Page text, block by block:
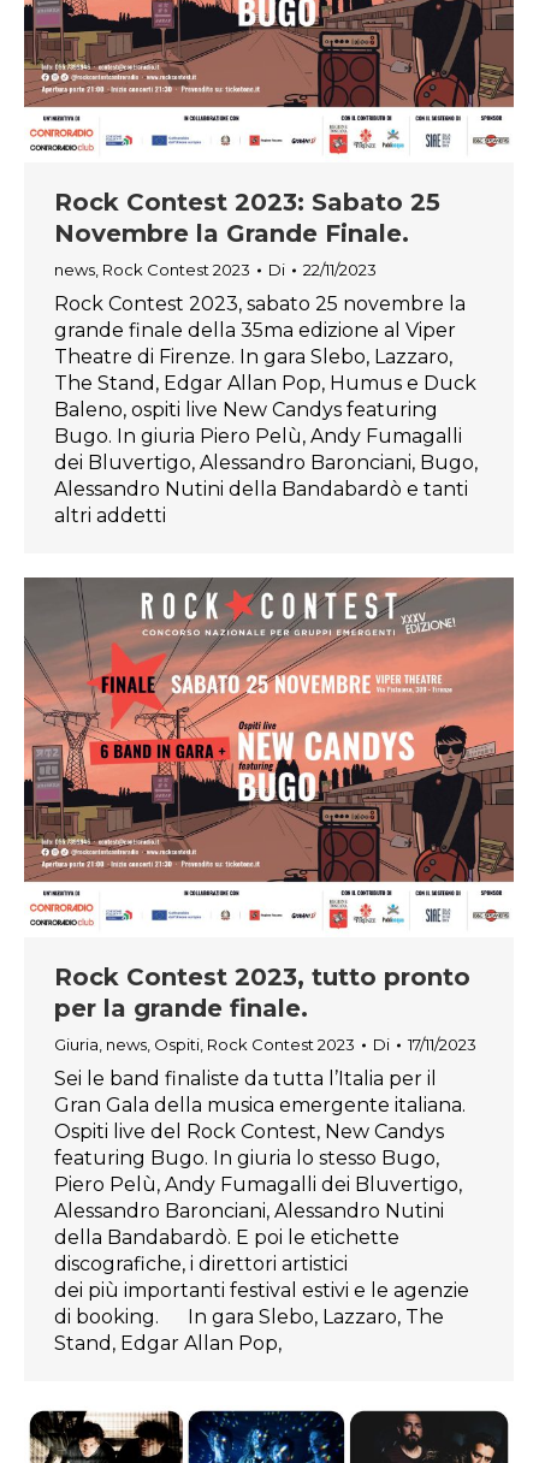
Rock Contest 2023: Sabato 25
Novembre la Grande Finale.
news, Rock Contest 2023 Di 22/11/2023
Rock Contest 2023, sabato 25 novembre la
grande finale della 35ma edizione al Viper
Theatre di Firenze. In gara Slebo, Lazzaro,
The Stand, Edgar Allan Pop, Humus e Duck
Baleno, ospiti live New Candys featuring
Bugo. In giuria Piero Pelù, Andy Fumagalli
dei Bluvertigo, Alessandro Baronciani, Bugo,
Alessandro Nutini della Bandabardò e tanti
altri addetti
Rock Contest 2023, tutto pronto
per la grande finale.
Giuria, news, Ospiti, Rock Contest 2023 Di 17/11/2023
Sei le band finaliste da tutta l’Italia per il
Gran Gala della musica emergente italiana.
Ospiti live del Rock Contest, New Candys
featuring Bugo. In giuria lo stesso Bugo,
Piero Pelù, Andy Fumagalli dei Bluvertigo,
Alessandro Baronciani, Alessandro Nutini
della Bandabardò. E poi le etichette
discografiche, i direttori artistici
dei più importanti festival estivi e le agenzie
di booking. In gara Slebo, Lazzaro, The
Stand, Edgar Allan Pop,